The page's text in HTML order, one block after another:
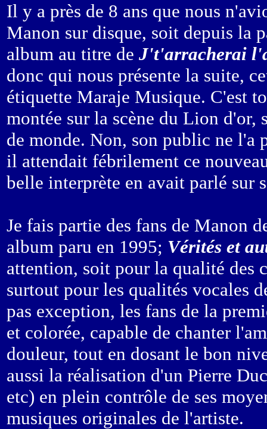
Il y a près de 8 ans que nous
Manon sur disque, soit depuis la
album au titre de J't'arracherai
donc qui nous présente la suite,
étiquette Maraje Musique. C'est
montée sur la scène du Lion d'or,
de monde. Non, son public ne l'a
il attendait fébrilement ce
belle interprète en avait parlé sur
Je fais partie des fans de Manon
album paru en 1995; Vérités et
attention, soit pour la qualité des
surtout pour les qualités vocales
pas exception, les fans de la
et colorée, capable de chanter
douleur, tout en dosant le bon
aussi la réalisation d'un Pierre
etc) en plein contrôle de ses
musiques originales de l'artiste.